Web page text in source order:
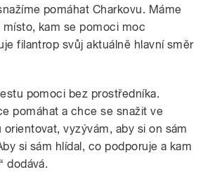
pomáhat Charkovu. Máme
kam se pomoci moc
filantrop svůj aktuálně hlavní směr
pomoci bez prostředníka.
pomáhat a chce se snažit ve
vyzývám, aby si on sám
si sám hlídal, co podporuje a kam
dodává.